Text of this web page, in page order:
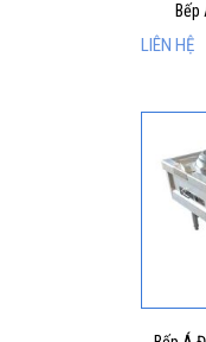
Bếp
LIÊN HỆ